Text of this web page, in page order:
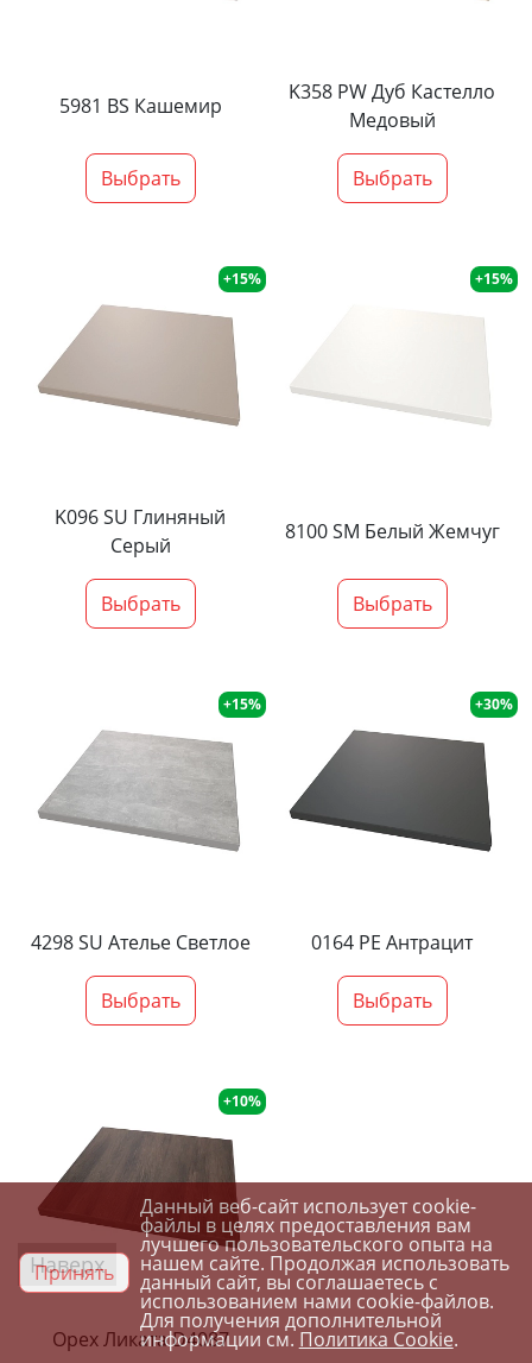
5981 BS Кашемир
Выбрать
K358 PW Дуб Кастелло
Медовый
Выбрать
+15%
K096 SU Глиняный
Серый
Выбрать
+15%
8100 SM Белый Жемчуг
Выбрать
+15%
4298 SU Ателье Светлое
Выбрать
+30%
0164 PE Антрацит
Выбрать
+10%
Орех Ликата D4087
Наверх
Принять
Данный веб-сайт использует cookie-
файлы в целях предоставления вам
лучшего пользовательского опыта на
нашем сайте. Продолжая использовать
данный сайт, вы соглашаетесь с
использованием нами cookie-файлов.
Для получения дополнительной
информации см.Политика Cookie.